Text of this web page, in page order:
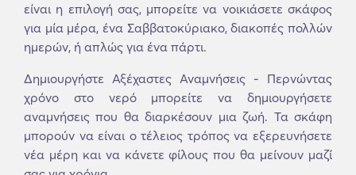
είναι η επιλογή σας, μπορείτε να νοικιάσετε σκάφος
για μία μέρα, ένα Σαββατοκύριακο, διακοπές πολλών
ημερών, ή απλώς για ένα πάρτι.
Δημιουργήστε Αξέχαστες Αναμνήσεις - Περνώντας
χρόνο στο νερό μπορείτε να δημιουργήσετε
αναμνήσεις που θα διαρκέσουν μια ζωή. Τα σκάφη
μπορούν να είναι ο τέλειος τρόπος να εξερευνήσετε
νέα μέρη και να κάνετε φίλους που θα μείνουν μαζί